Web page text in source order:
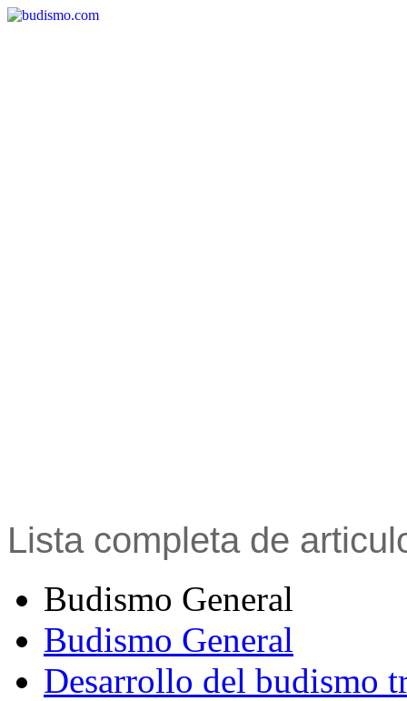
Lista completa de
Budismo General
Budismo General
Desarrollo del budismo